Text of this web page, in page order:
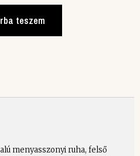
teszem
menyasszonyi ruha, felső